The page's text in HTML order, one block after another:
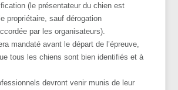
(le présentateur du chien est
propriétaire, sauf dérogation
par les organisateurs).
mandaté avant le départ de l’épreuve,
tous les chiens sont bien identifiés et à
devront venir munis de leur